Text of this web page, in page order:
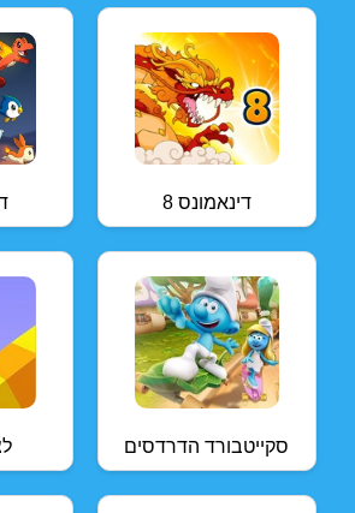
דינאמונס 8
סקייטבורד הדרדסים